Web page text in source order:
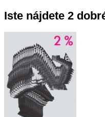
Iste nájdete 2